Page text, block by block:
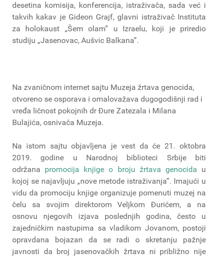
desetina komisija, konferencija, istraživača, sada već i
takvih kakav je Gideon Grajf, glavni istraživač Instituta
za holokaust „Šem olam” u Izraelu, koji je priredio
studiju „Jasenovac, Aušvic Balkana”.
Na zvaničnom internet sajtu Muzeja žrtava genocida,
otvoreno se osporava i omalovažava dugogodišnji rad i
vređa ličnost pokojnih dr Đure Zatezala i Milana
Bulajića, osnivača Muzeja.
Na istom sajtu objavljena je vest da će 21. oktobra
2019. godine u Narodnoj biblioteci Srbije biti
održana promocija knjige o broju žrtava genocida u
kojoj se najavljuju „nove metode istraživanja”. Imajući u
vidu da promociju knjige organizuje pomenuti muzej na
čelu sa svojim direktorom Veljkom Đurićem, a na
osnovu njegovih izjava poslednjih godina, često u
zajedničkim nastupima sa vladikom Jovanom, postoji
opravdana bojazan da se radi o skretanju pažnje
javnosti da broj jasenovačkih žrtava ni približno nije